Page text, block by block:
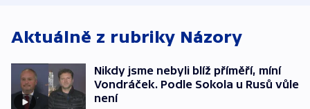
Aktuálně z rubriky Názory
Nikdy jsme nebyli blíž příměří, míní
Vondráček. Podle Sokola u Rusů vůle
není